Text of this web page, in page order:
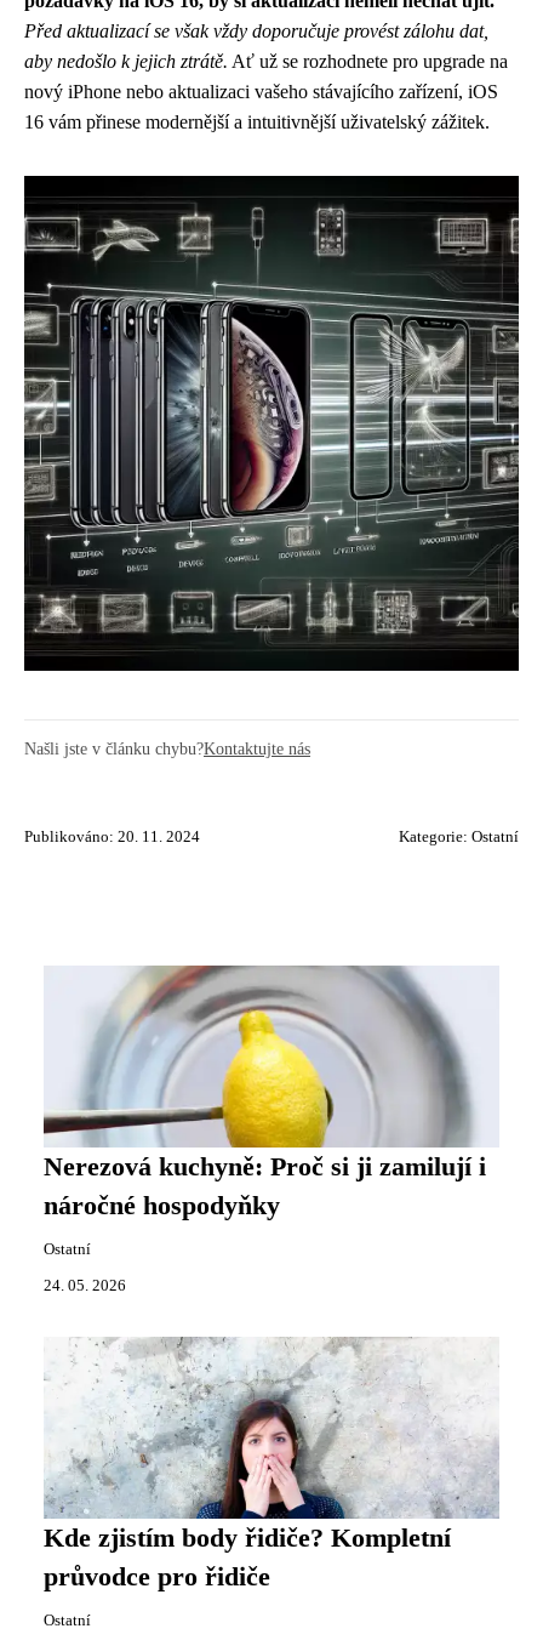
Před aktualizací se však vždy doporučuje provést zálohu dat,
aby nedošlo k jejich ztrátě. Ať už se rozhodnete pro upgrade na
nový iPhone nebo aktualizaci vašeho stávajícího zařízení, iOS
16 vám přinese modernější a intuitivnější uživatelský zážitek.
Našli jste v článku chybu?Kontaktujte nás
Publikováno: 20. 11. 2024 Kategorie: Ostatní
Nerezová kuchyně: Proč si ji zamilují i
náročné hospodyňky
Ostatní
24. 05. 2026
Kde zjistím body řidiče? Kompletní
průvodce pro řidiče
Ostatní